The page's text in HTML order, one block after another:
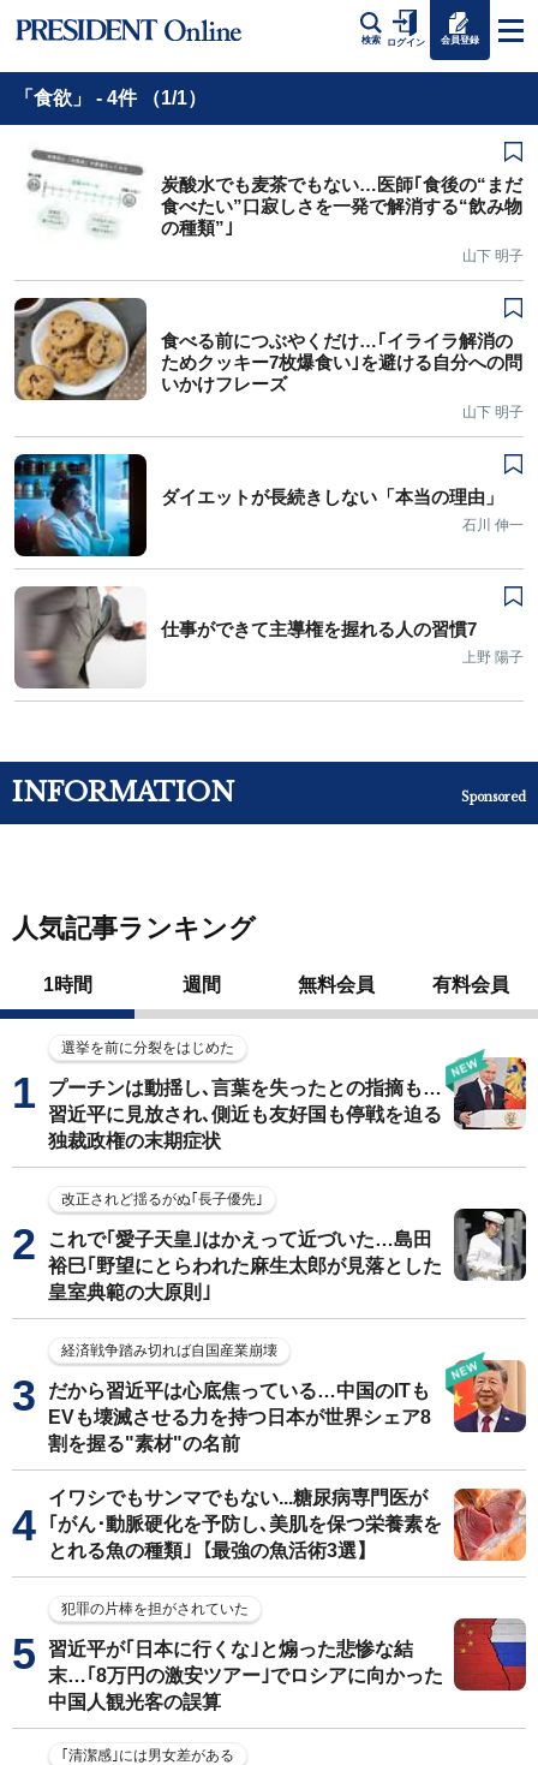
検索 ログイン 会員登録
「食欲」 - 4件 （1/1）
炭酸水でも麦茶でもない…医師｢食後の“まだ
食べたい”口寂しさを一発で解消する“飲み物
の種類”｣
山下 明子
食べる前につぶやくだけ…｢イライラ解消の
ためクッキー7枚爆食い｣を避ける自分への問
いかけフレーズ
山下 明子
ダイエットが長続きしない「本当の理由」
石川 伸一
仕事ができて主導権を握れる人の習慣7
上野 陽子
INFORMATION Sponsored
人気記事ランキング
1時間 週間 無料会員 有料会員
選挙を前に分裂をはじめた
プーチンは動揺し､言葉を失ったとの指摘も…
習近平に見放され､側近も友好国も停戦を迫る
独裁政権の末期症状
改正されど揺るがぬ｢長子優先｣
これで｢愛子天皇｣はかえって近づいた…島田
裕巳｢野望にとらわれた麻生太郎が見落とした
皇室典範の大原則｣
経済戦争踏み切れば自国産業崩壊
だから習近平は心底焦っている…中国のITも
EVも壊滅させる力を持つ日本が世界シェア8
割を握る"素材"の名前
イワシでもサンマでもない...糖尿病専門医が
｢がん･動脈硬化を予防し､美肌を保つ栄養素を
とれる魚の種類｣【最強の魚活術3選】
犯罪の片棒を担がされていた
習近平が｢日本に行くな｣と煽った悲惨な結
末…｢8万円の激安ツアー｣でロシアに向かった
中国人観光客の誤算
｢清潔感｣には男女差がある